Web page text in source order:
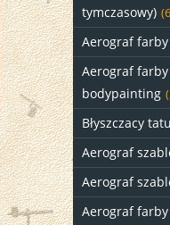
tymczasowy)
Aerograf
Aerograf farby
bodypainting
Błyszczacy
Aerograf
Aerograf
Aerograf